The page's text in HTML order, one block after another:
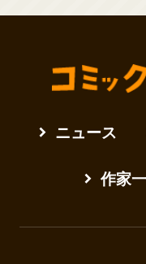
ニュース
作家